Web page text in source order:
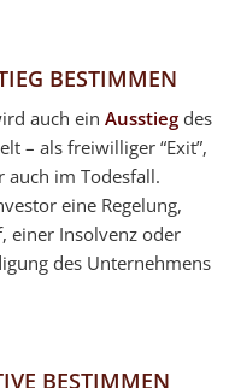
BESTIMMEN
auch einAusstieg des
– als freiwilliger “Exit”,
auch im Todesfall.
eine Regelung,
einer Insolvenz oder
des Unternehmens
BESTIMMEN